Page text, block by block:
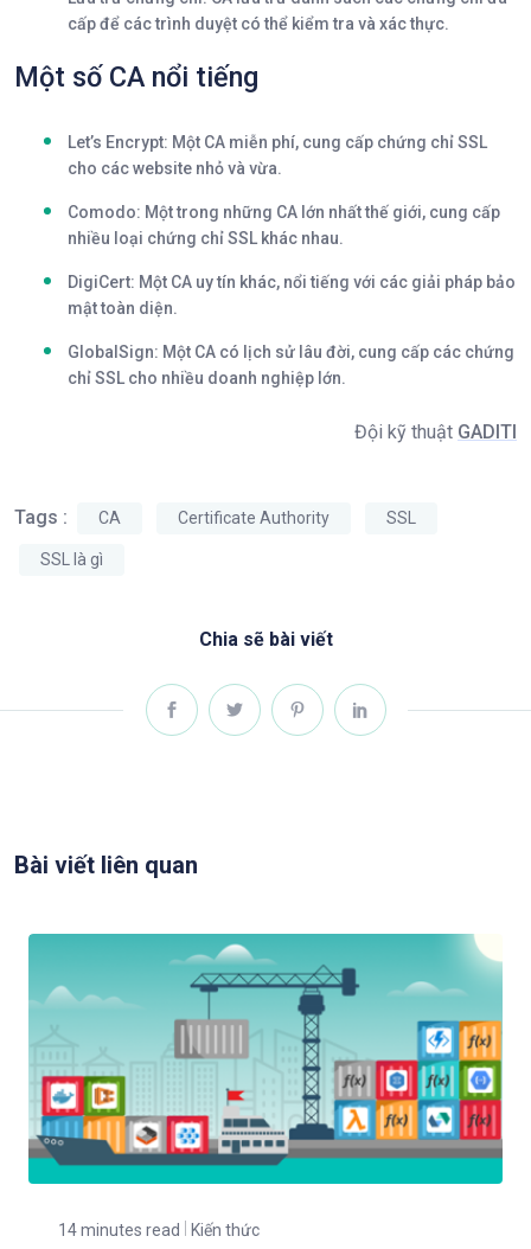
cấp để các trình duyệt có thể kiểm tra và xác thực.
Một số CA nổi tiếng
Let’s Encrypt: Một CA miễn phí, cung cấp chứng chỉ SSL
cho các website nhỏ và vừa.
Comodo: Một trong những CA lớn nhất thế giới, cung cấp
nhiều loại chứng chỉ SSL khác nhau.
DigiCert: Một CA uy tín khác, nổi tiếng với các giải pháp bảo
mật toàn diện.
GlobalSign: Một CA có lịch sử lâu đời, cung cấp các chứng
chỉ SSL cho nhiều doanh nghiệp lớn.
Đội kỹ thuật GADITI
Tags : CA Certificate Authority SSL
SSL là gì
Chia sẽ bài viết
Bài viết liên quan
14 minutes read Kiến thức